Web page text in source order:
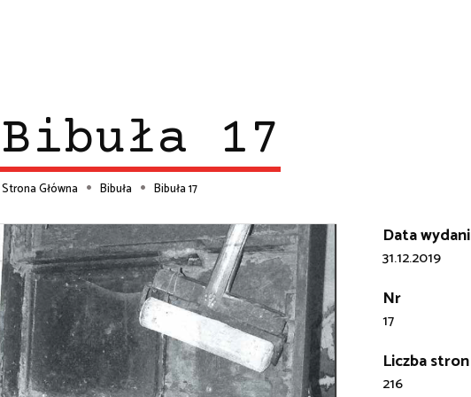
Bibuła 17
Ścieżka
nawigacyjna
Strona Główna Bibuła Bibuła 17
Data
31.12.2019
Nr
17
Liczba stron
216